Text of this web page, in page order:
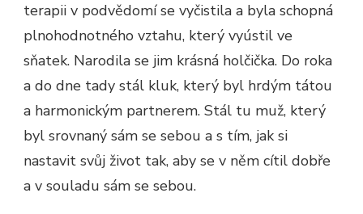
terapii v podvědomí se vyčistila a byla schopná
plnohodnotného vztahu, který vyústil ve
sňatek. Narodila se jim krásná holčička. Do roka
a do dne tady stál kluk, který byl hrdým tátou
a harmonickým partnerem. Stál tu muž, který
byl srovnaný sám se sebou a s tím, jak si
nastavit svůj život tak, aby se v něm cítil dobře
a v souladu sám se sebou.